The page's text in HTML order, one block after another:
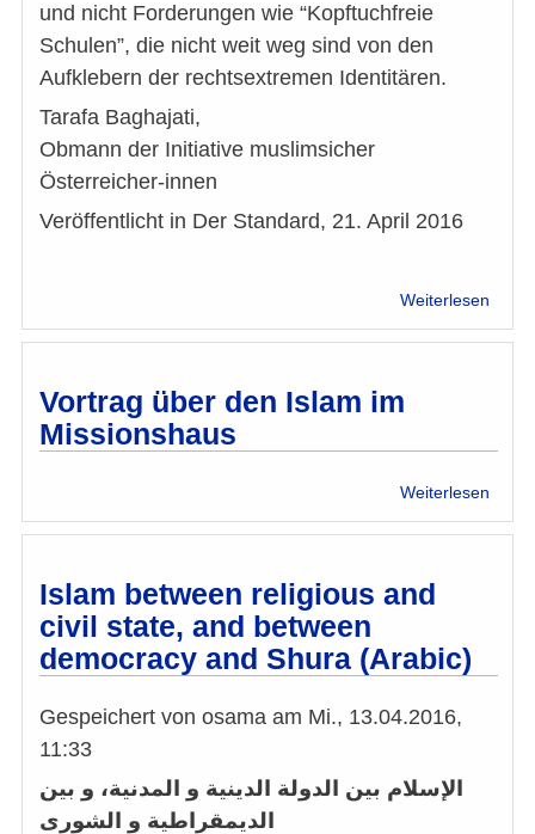
und nicht Forderungen wie “Kopftuchfreie
Schulen”, die nicht weit weg sind von den
Aufklebern der rechtsextremen Identitären.
Tarafa Baghajati,
Obmann der Initiative muslimsicher
Österreicher-innen
Veröffentlicht in Der Standard, 21. April 2016
Weiterlesen
zum
Vortrag über den Islam im
Missionshaus
Weiterlesen
über
Islam between religious and
civil state, and between
democracy and Shura (Arabic)
Gespeichert von osama am Mi., 13.04.2016,
11:33
الإسلام بين الدولة الدينية و المدنية، و بين
الديمقراطية و الشورى